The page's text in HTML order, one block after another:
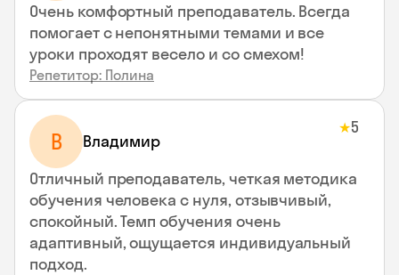
Очень комфортный преподаватель. Всегда
помогает с непонятными темами и все
уроки проходят весело и со смехом!
Репетитор: Полина
В Владимир
★5
Отличный преподаватель, четкая методика
обучения человека с нуля, отзывчивый,
спокойный. Темп обучения очень
адаптивный, ощущается индивидуальный
подход.